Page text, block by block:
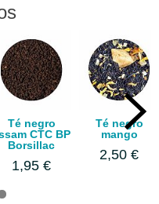
Té negro
CTC BP
Borsillac
1,95 €
Té negro
mango
2,50 €